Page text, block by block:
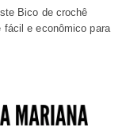
Bico de crochê
e econômico para